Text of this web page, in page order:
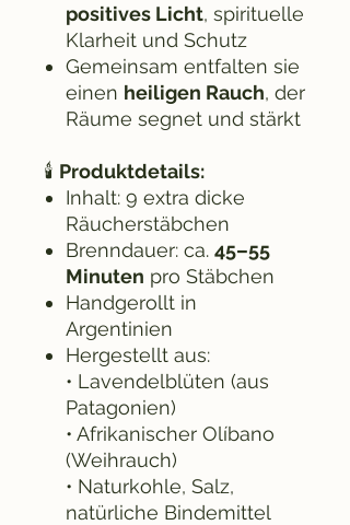
positives Licht, spirituelle
Klarheit und Schutz
Gemeinsam entfalten sie
einen heiligen Rauch, der
Räume segnet und stärkt
🕯️ Produktdetails:
Inhalt: 9 extra dicke
Räucherstäbchen
Brenndauer: ca. 45–55
Minuten pro Stäbchen
Handgerollt in
Argentinien
Hergestellt aus:
• Lavendelblüten (aus
Patagonien)
• Afrikanischer Olíbano
(Weihrauch)
• Naturkohle, Salz,
natürliche Bindemittel